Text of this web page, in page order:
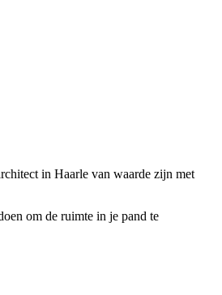
in Haarle van waarde zijn met
om de ruimte in je pand te